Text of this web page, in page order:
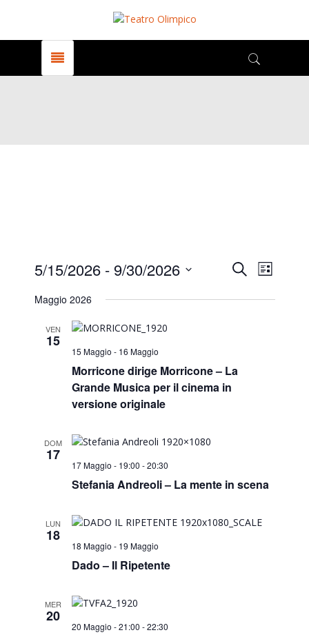
Events
Search
Views
Search
Elenco
5/15/2026 - 9/30/2026
date.
Maggio 2026
VEN
15
15 Maggio - 16 Maggio
Morricone dirige Morricone – La
Grande Musica per il cinema in
versione originale
DOM
17
17 Maggio - 19:00 -20:30
Stefania Andreoli – La mente in scena
LUN
18
18 Maggio - 19 Maggio
Dado – Il Ripetente
MER
20
20 Maggio - 21:00 -22:30